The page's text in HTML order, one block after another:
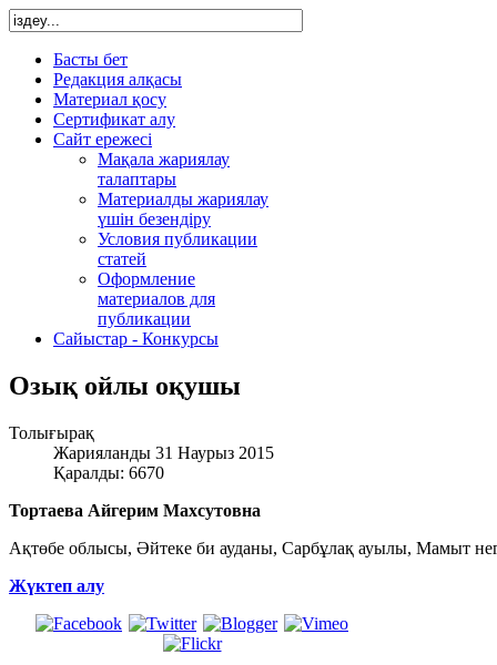
Басты бет
Редакция алқасы
Материал қосу
Сертификат алу
Сайт ережесі
Мақала жариялау
талаптары
Материалды жариялау
үшін безендіру
Условия публикации
статей
Оформление
материалов для
публикации
Сайыстар - Конкурсы
Озық ойлы оқушы
Толығырақ
Жарияланды 31 Наурыз 2015
Қаралды: 6670
Тортаева Айгерим Махсутовна
Ақтөбе облысы, Әйтеке би ауданы, Сарбұлақ ауылы, Мамыт
Жүктеп алу